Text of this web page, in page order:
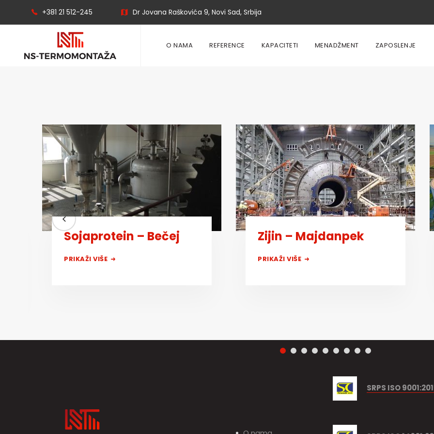
+381 21 512-245 Dr Jovana Raškovića 9, Novi Sad, Srbija
O NAMA REFERENCE KAPACITETI MENADŽMENT ZAPOSLENJE
Sojaprotein – Bečej
PRIKAŽI VIŠE
Zijin – Majdanpek
PRIKAŽI VIŠE
SRPS ISO